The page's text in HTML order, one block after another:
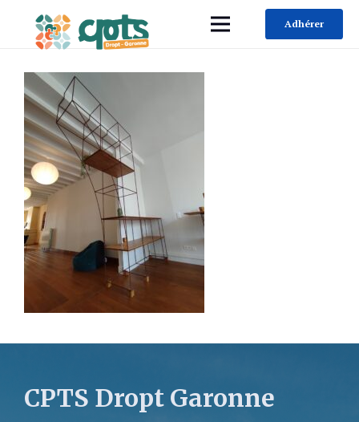
Adhérer
CPTS Dropt Garonne